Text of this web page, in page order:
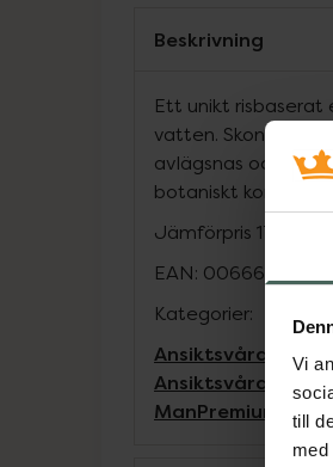
Vi
till
Beskrivning
Ett unikt risbaserat
vatten. Skonsamt
avlägsnas och
botaniskt komplex
Jämförpris 17692,31
EAN:
Kategorier:
Ansiktsvård
Ansiktsvård för
ManPremium